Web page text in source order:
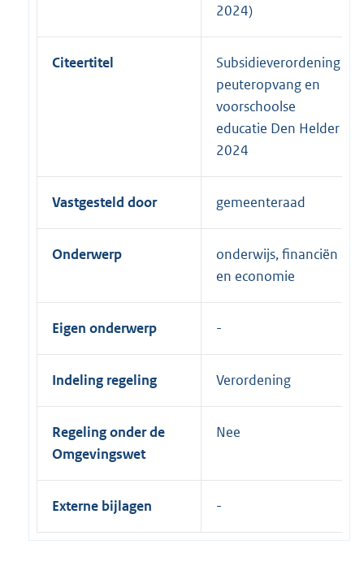
2024)
Citeertitel
Subsidieverordening
peuteropvang en
voorschoolse
educatie Den Helder
2024
Vastgesteld door gemeenteraad
Onderwerp
onderwijs, financiën
en economie
Eigen onderwerp
Indeling regeling Verordening
Regeling onder de
Omgevingswet
Nee
Externe bijlagen